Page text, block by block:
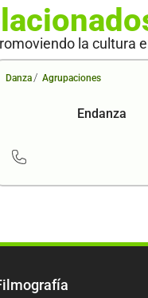
la cultura
Danza / Agrupaciones
Endanza